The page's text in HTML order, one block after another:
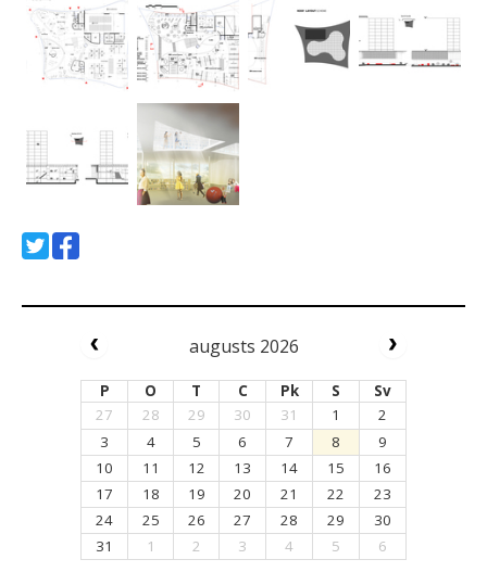
augusts 2026
P O T C Pk S
Sv
27
28 29 30 31 1
2
3
4 5 6 7 8
9
10
11 12 13 14 15
16
17
18 19 20 21 22
23
24
25 26 27 28 29
30
31
1 2 3 4 5 6